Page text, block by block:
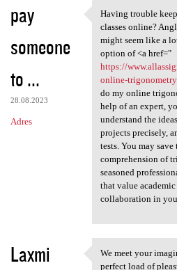
pay
someone
to ...
28.08.2023
Adres
Having trouble
Having trouble
classes online?
might seem like a
option of <a href="
https://
online-
do my online
help of an expert,
understand the
projects precisely,
tests. You may
comprehension of
seasoned
that value
collaboration in
Laxmi We meet your
We meet your
perfect load of